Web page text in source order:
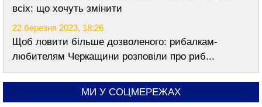
всіх: що хочуть змінити
22 березня 2023, 18:26
Щоб ловити більше дозволеного: рибалкам-
любителям Черкащини розповіли про риб...
МИ У СОЦМЕРЕЖАХ